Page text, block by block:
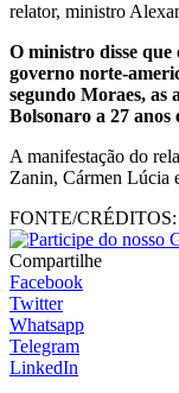
relator, ministro
O ministro disse que
governo norte-
segundo Moraes, as
Bolsonaro a 27 anos
A manifestação do
Zanin, Cármen Lúcia
FONTE/CRÉDITOS:
Compartilhe
Facebook
Twitter
Whatsapp
Telegram
LinkedIn